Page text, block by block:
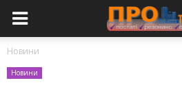
Новини
Новини